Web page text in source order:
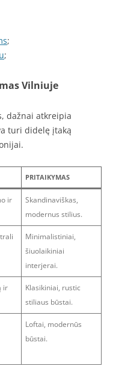
;
;
Vilniuje
dažnai atkreipia
turi didelę įtaką
PRITAIKYMAS
ir
Skandinaviškas,
modernus stilius.
Minimalistiniai,
šiuolaikiniai
interjerai.
ir
Klasikiniai, rustic
stiliaus būstai.
Loftai, modernūs
būstai.